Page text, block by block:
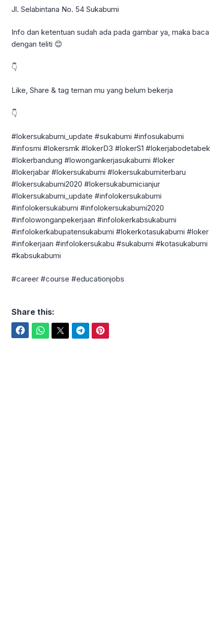
Jl. Selabintana No. 54 Sukabumi
Info dan ketentuan sudah ada pada gambar ya, maka baca
dengan teliti 😊
👇
Like, Share & tag teman mu yang belum bekerja
👇
#lokersukabumi_update #sukabumi #infosukabumi
#infosmi #lokersmk #lokerD3 #lokerS1 #lokerjabodetabek
#lokerbandung #lowongankerjasukabumi #loker
#lokerjabar #lokersukabumi #lokersukabumiterbaru
#lokersukabumi2020 #lokersukabumicianjur
#lokersukabumi_update #infolokersukabumi
#infolokersukabumi #infolokersukabumi2020
#infolowonganpekerjaan #infolokerkabsukabumi
#infolokerkabupatensukabumi #lokerkotasukabumi #loker
#infokerjaan #infolokersukabu #sukabumi #kotasukabumi
#kabsukabumi
#career #course #educationjobs
Share this: